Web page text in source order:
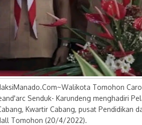
Tomohon
Senduk- Karundeng menghadiri
Kwartir Cabang, pusat Pendidikan
Tomohon (20/4/2022).